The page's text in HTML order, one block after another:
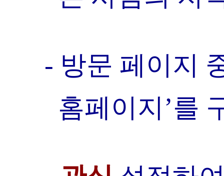
- 방문 페이지
홈페이지’를